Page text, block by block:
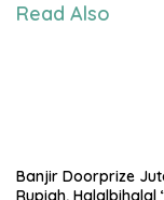
Read Also
Banjir Doorprize
Rupiah, Halalbihalal